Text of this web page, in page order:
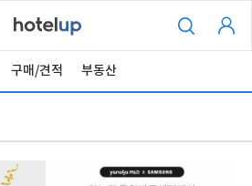
구매/견적 부동산